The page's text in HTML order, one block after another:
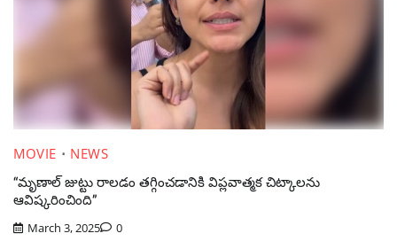
MOVIE
NEWS
“మృణాల్ జుట్టు రాలడం తగ్గించడానికి విప్లవాత్మక చిట్కాలను
ఆవిష్కరించింది”
March 3, 2025 0